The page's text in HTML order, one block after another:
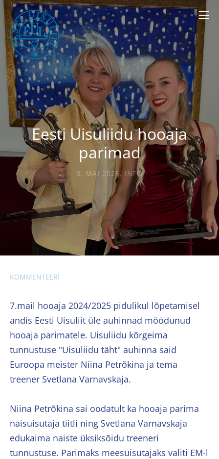
Eesti Uisuliidu hooaja
parimad
8. MAI 2025, INFO
KOMMENTEERI
7.mail hooaja 2024/2025 pidulikul lõpetamisel
andis Eesti Uisuliit üle auhinnad möödunud
hooaja parimatele. Uisuliidu kõrgeima
tunnustuse "Uisuliidu täht" auhinna said
Euroopa meister Niina Petrõkina ja tema
treener Svetlana Varnavskaja.
Niina Petrõkina sai oodatult ka hooaja parima
naisuisutaja tiitli ning Svetlana Varnavskaja
edukaima naiste üksiksõidu treeneri
tunnustuse. Parimaks meesuisutajaks valiti EM-l